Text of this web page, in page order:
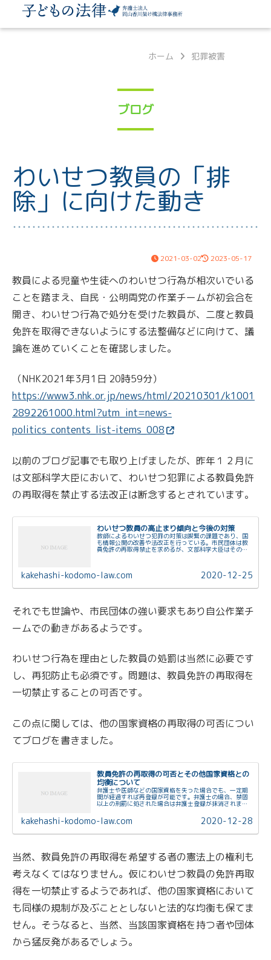
ホーム 犯罪被害
ブログ
わいせつ教員の「排
除」に向けた動き
2021-03-02 2023-05-17
教員による児童や生徒へのわいせつ行為が相次いでいる
ことを踏まえ、自民・公明両党の作業チームが初会合を
開き、わいせつ行為で処分を受けた教員が、二度と教員
免許を取得できないようにする法整備などに向けて、議
論を進めていくことを確認しました。
（NHK2021年3月1日 20時59分）
https://www3.nhk.or.jp/news/html/20210301/k1001
2892261000.html?utm_int=news-
politics_contents_list-items_008
以前のブログ記事でも取り上げましたが、昨年１２月に
は文部科学大臣において、わいせつ犯罪による教員免許
の再取得を禁止する法改正は断念するとされています。
わいせつ教員の高止まり傾向と今後の対策
教師によるわいせつ犯罪の対策は喫緊の課題であり、国
も情報公開の改善や法改正を行っている。市民団体は教
員免許の再取得禁止を求めるが、文部科学大臣はその改
kakehashi-kodomo-law.com 2020-12-25
それでも世論や、市民団体の強い要求もあり自公作業チ
ームでの動きがあるようです。
わいせつ行為を理由とした教員の処罰は当然に必要です
し、再犯防止も必須です。問題は、教員免許の再取得を
一切禁止することの可否です。
この点に関しては、他の国家資格の再取得の可否につい
てブログを書きました。
教員免許の再取得の可否とその他国家資格との
均衡について
弁護士や医師などの国家資格を失った場合でも、一定期
間が経過すれば再登録が可能です。弁護士の場合、禁固
以上の刑罰に処された場合は弁護士登録が抹消されます
（刑法34条の2）。再登録には一定の期間が必要であり、
国家資格の再取得は可能です。
kakehashi-kodomo-law.com 2020-12-28
当然、教員免許の再取得を希望する者の憲法上の権利も
考えなくてはなりません。仮にわいせつ教員の免許再取
得を一切禁止するようであれば、他の国家資格において
も同様の規制が及ぶこととしないと法的な均衡も保てま
せん。そうなると、当然、当該国家資格を持つ者や団体
から猛反発があるでしょう。